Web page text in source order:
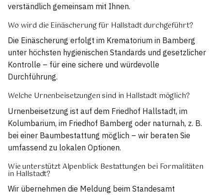
verständlich gemeinsam mit Ihnen.
Wo wird die Einäscherung für Hallstadt durchgeführt?
Die Einäscherung erfolgt im Krematorium in Bamberg
unter höchsten hygienischen Standards und gesetzlicher
Kontrolle – für eine sichere und würdevolle
Durchführung.
Welche Urnenbeisetzungen sind in Hallstadt möglich?
Urnenbeisetzung ist auf dem Friedhof Hallstadt, im
Kolumbarium, im Friedhof Bamberg oder naturnah, z. B.
bei einer Baumbestattung möglich – wir beraten Sie
umfassend zu lokalen Optionen.
Wie unterstützt Alpenblick Bestattungen bei Formalitäten
in Hallstadt?
Wir übernehmen die Meldung beim Standesamt